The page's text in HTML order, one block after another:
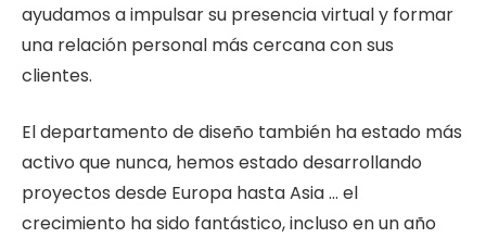
ayudamos a impulsar su presencia virtual y formar
una relación personal más cercana con sus
clientes.
El departamento de diseño también ha estado más
activo que nunca, hemos estado desarrollando
proyectos desde Europa hasta Asia … el
crecimiento ha sido fantástico, incluso en un año